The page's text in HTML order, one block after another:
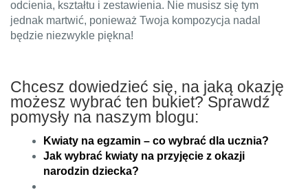
odcienia, kształtu i zestawienia. Nie musisz się tym
jednak martwić, ponieważ Twoja kompozycja nadal
będzie niezwykle piękna!
Chcesz dowiedzieć się, na jaką okazję
możesz wybrać ten bukiet? Sprawdź
pomysły na naszym blogu:
Kwiaty na egzamin – co wybrać dla ucznia?
Jak wybrać kwiaty na przyjęcie z okazji
narodzin dziecka?